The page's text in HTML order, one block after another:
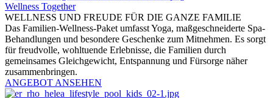
Wellness Together
WELLNESS UND FREUDE FÜR DIE GANZE FAMILIE
Das Familien-Wellness-Paket umfasst Yoga, maßgeschneiderte Spa-
Behandlungen und besondere Geschenke zum Mitnehmen. Es sorgt
für freudvolle, wohltuende Erlebnisse, die Familien durch
gemeinsames Gleichgewicht, Entspannung und Fürsorge näher
zusammenbringen.
ANGEBOT ANSEHEN